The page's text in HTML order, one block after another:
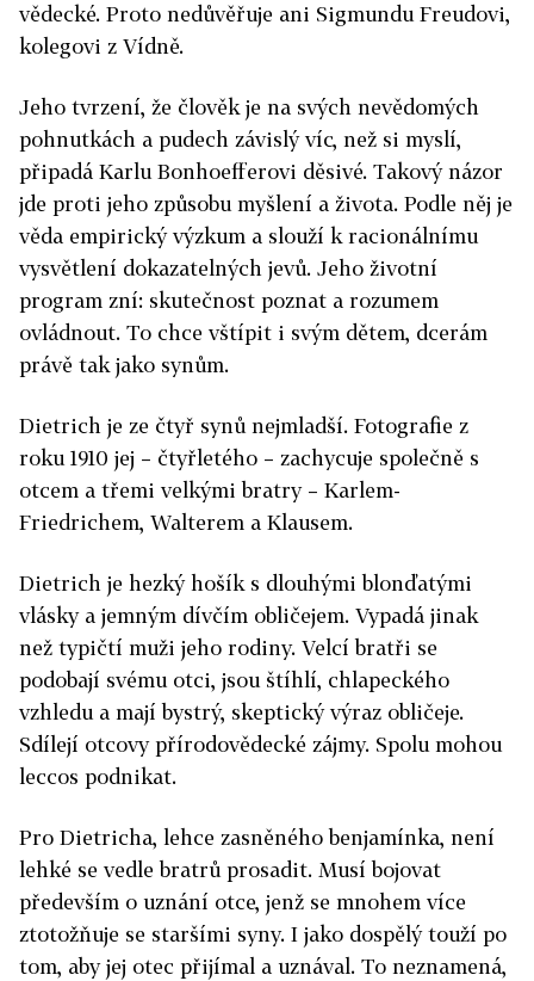
vědecké. Proto nedůvěřuje ani Sigmundu Freudovi,
kolegovi z Vídně.
Jeho tvrzení, že člověk je na svých nevědomých
pohnutkách a pudech závislý víc, než si myslí,
připadá Karlu Bonhoefferovi děsivé. Takový názor
jde proti jeho způsobu myšlení a života. Podle něj je
věda empirický výzkum a slouží k racionálnímu
vysvětlení dokazatelných jevů. Jeho životní
program zní: skutečnost poznat a rozumem
ovládnout. To chce vštípit i svým dětem, dcerám
právě tak jako synům.
Dietrich je ze čtyř synů nejmladší. Fotografie z
roku 1910 jej – čtyřletého – zachycuje společně s
otcem a třemi velkými bratry – Karlem-
Friedrichem, Walterem a Klausem.
Dietrich je hezký hošík s dlouhými blonďatými
vlásky a jemným dívčím obličejem. Vypadá jinak
než typičtí muži jeho rodiny. Velcí bratři se
podobají svému otci, jsou štíhlí, chlapeckého
vzhledu a mají bystrý, skeptický výraz obličeje.
Sdílejí otcovy přírodovědecké zájmy. Spolu mohou
leccos podnikat.
Pro Dietricha, lehce zasněného benjamínka, není
lehké se vedle bratrů prosadit. Musí bojovat
především o uznání otce, jenž se mnohem více
ztotožňuje se staršími syny. I jako dospělý touží po
tom, aby jej otec přijímal a uznával. To neznamená,